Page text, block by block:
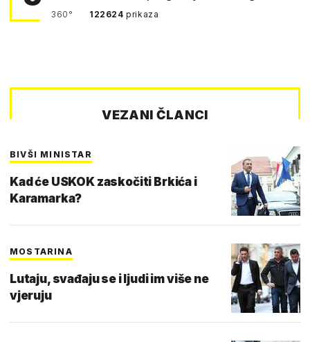
360° 122624prikaza
VEZANI ČLANCI
BIVŠI MINISTAR
Kad će USKOK zaskočiti Brkića i
Karamarka?
MOSTARINA
Lutaju, svađaju se i ljudi im više ne
vjeruju